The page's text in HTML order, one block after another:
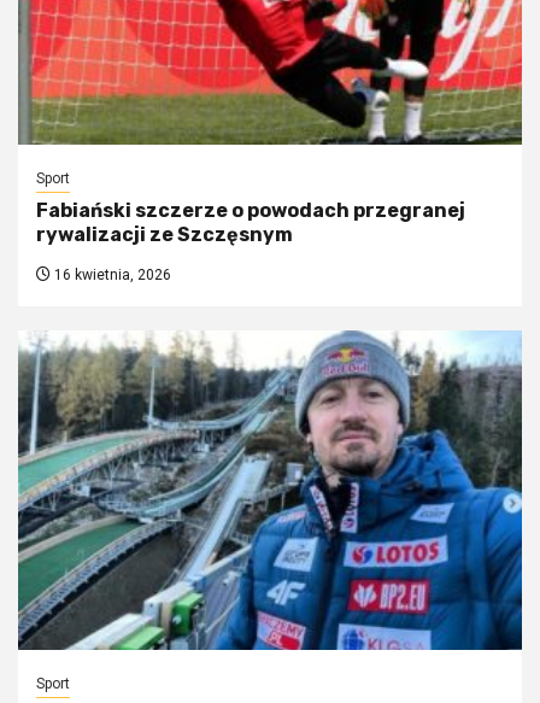
Sport
Fabiański szczerze o powodach przegranej
rywalizacji ze Szczęsnym
16 kwietnia, 2026
Sport